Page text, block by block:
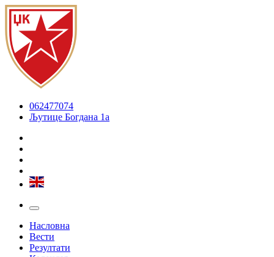
062477074
Љутице Богдана 1а
Насловна
Вести
Резултати